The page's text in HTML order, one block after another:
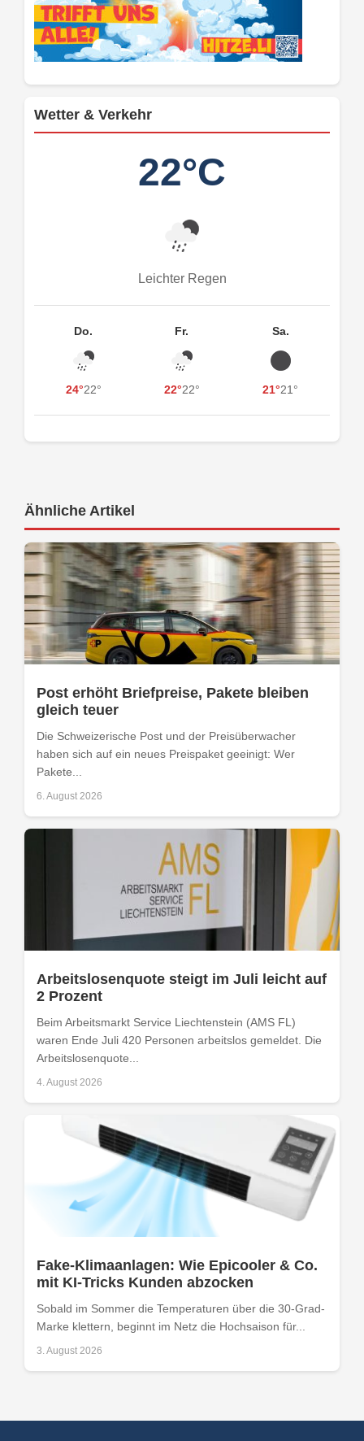
Wetter & Verkehr
22°C
Leichter Regen
Do.
24°22°
Fr.
22°22°
Sa.
21°21°
Ähnliche Artikel
Post erhöht Briefpreise, Pakete bleiben
gleich teuer
Die Schweizerische Post und der Preisüberwacher
haben sich auf ein neues Preispaket geeinigt: Wer
Pakete...
6. August 2026
Arbeitslosenquote steigt im Juli leicht auf
2 Prozent
Beim Arbeitsmarkt Service Liechtenstein (AMS FL)
waren Ende Juli 420 Personen arbeitslos gemeldet. Die
Arbeitslosenquote...
4. August 2026
Fake-Klimaanlagen: Wie Epicooler & Co.
mit KI-Tricks Kunden abzocken
Sobald im Sommer die Temperaturen über die 30-Grad-
Marke klettern, beginnt im Netz die Hochsaison für...
3. August 2026